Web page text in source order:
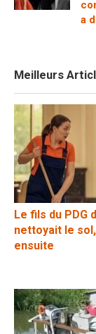
a
Meilleurs
Le fils du PDG
nettoyait le
ensuite